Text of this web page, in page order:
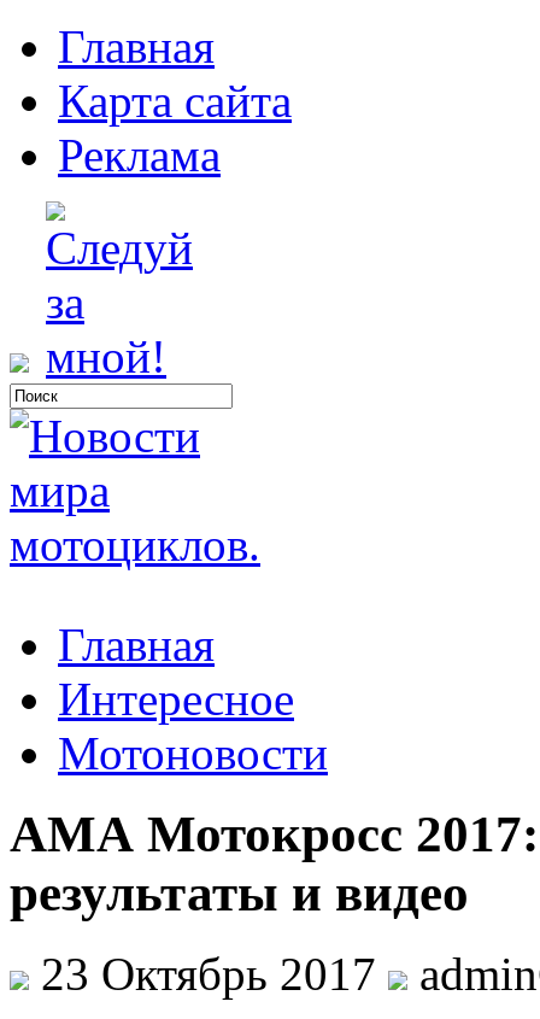
Главная
Карта сайта
Реклама
Главная
Интересное
Мотоновости
АМА Мотокросс
результаты и видео
23 Октябрь 2017